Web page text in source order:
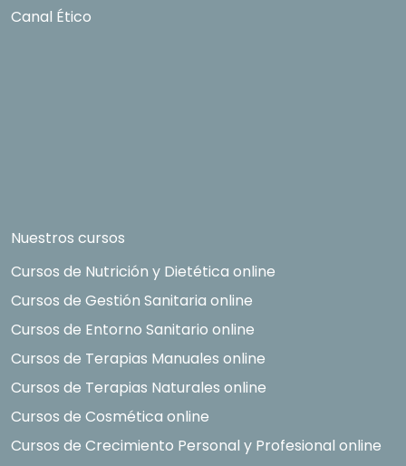
Canal Ético
Nuestros cursos
Cursos de Nutrición y Dietética online
Cursos de Gestión Sanitaria online
Cursos de Entorno Sanitario online
Cursos de Terapias Manuales online
Cursos de Terapias Naturales online
Cursos de Cosmética online
Cursos de Crecimiento Personal y Profesional online